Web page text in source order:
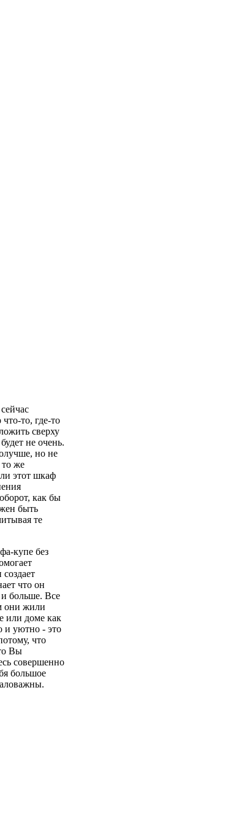
то, где-то
сверху
не очень.
но не
то же
этот шкаф
как бы
быть
те
купе без
что он
больше. Все
они жили
или доме как
и уютно - это
что
Вы
совершенно
большое